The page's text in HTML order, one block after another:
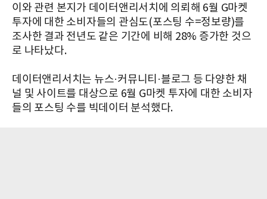
이와 관련 본지가 데이터앤리서치에 의뢰해 6월 G마켓
투자에 대한 소비자들의 관심도(포스팅 수=정보량)를
조사한 결과 전년도 같은 기간에 비해 28% 증가한 것으
로 나타났다.
데이터앤리서치는 뉴스·커뮤니티·블로그 등 다양한 채
널 및 사이트를 대상으로 6월 G마켓 투자에 대한 소비자
들의 포스팅 수를 빅데이터 분석했다.